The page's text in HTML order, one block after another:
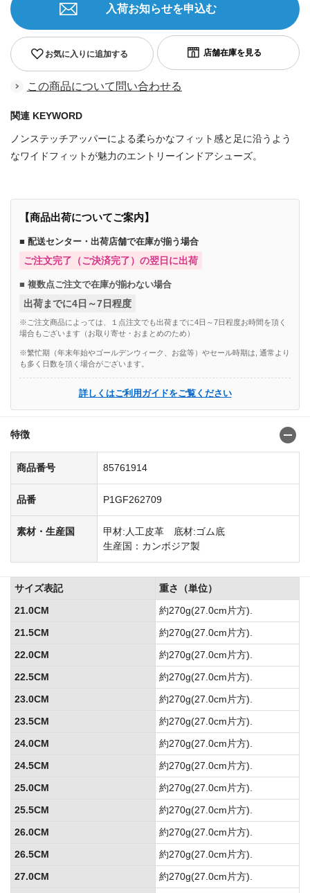
お気に入りに追加する
入荷お知らせを申込む
この商品について問い合わせる
関連 KEYWORD
ノンステッチアッパーによる柔らかなフィット感と足に沿うよう
なワイドフィットが魅力のエントリーインドアシューズ。
【商品出荷についてご案内】
■ 配送センター・出荷店舗で在庫が揃う場合
ご注文完了（ご決済完了）の翌日に出荷
■ 複数点ご注文で在庫が揃わない場合
出荷までに4日～7日程度
※ご注文商品によっては、１点注文でも出荷までに4日～7日程度お時間を頂く
場合もございます（お取り寄せ・おまとめのため）
※繁忙期（年末年始やゴールデンウィーク、お盆等）やセール時期は, 通常より
も多く日数を頂く場合がございます。
詳しくはご利用ガイドをご覧ください
特徴
商品番号 85761914
品番 P1GF262709
素材・生産国
甲材:人工皮革 底材:ゴム底
生産国：カンボジア製
サイズ表記
重さ（単位）
21.0CM
約270g(27.0cm片方).
21.5CM
約270g(27.0cm片方).
22.0CM
約270g(27.0cm片方).
22.5CM
約270g(27.0cm片方).
23.0CM
約270g(27.0cm片方).
23.5CM
約270g(27.0cm片方).
24.0CM
約270g(27.0cm片方).
24.5CM
約270g(27.0cm片方).
25.0CM
約270g(27.0cm片方).
25.5CM
約270g(27.0cm片方).
26.0CM
約270g(27.0cm片方).
26.5CM
約270g(27.0cm片方).
27.0CM
約270g(27.0cm片方).